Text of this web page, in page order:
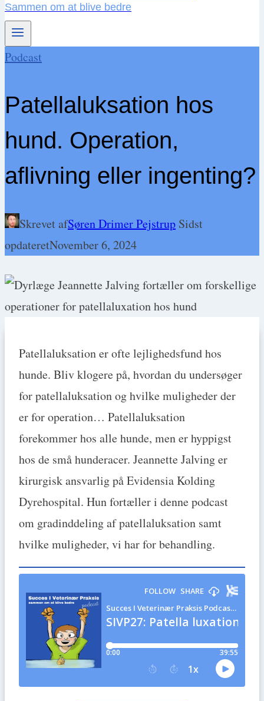
Sammen om at blive bedre
Podcast
Patellaluksation hos
hund. Operation,
aflivning eller ingenting?
Skrevet afSøren Drimer Pejstrup Sidst
opdateretNovember 6, 2024
Patellaluksation er ofte lejlighedsfund hos
hunde. Bliv klogere på, hvordan du undersøger
for patellaluksation og hvilke muligheder der
er for operation… Patellaluksation
forekommer hos alle hunde, men er hyppigst
hos de små hunderacer. Jeannette Jalving er
kirurgisk ansvarlig på Evidensia Kolding
Dyrehospital. Hun fortæller i denne podcast
om gradinddeling af patellaluksation samt
hvilke muligheder, vi har for behandling.